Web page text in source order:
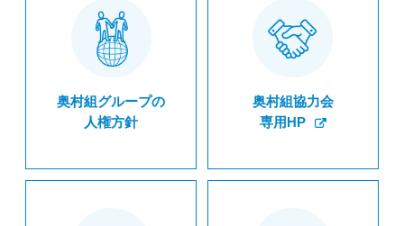
奥村組グループの
人権方針
奥村組協力会
専用HP